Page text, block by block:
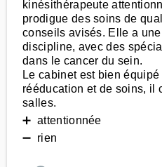
kinésithérapeute
prodigue des soins de
conseils avisés. Elle a
discipline, avec des
dans le cancer du sein.
Le cabinet est bien
rééducation et de soins, il
salles.
➕ attentionnée
➖ rien